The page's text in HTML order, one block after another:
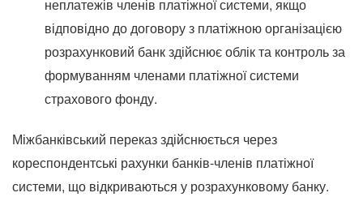
неплатежів членів платіжної системи, якщо
відповідно до договору з платіжною організацією
розрахунковий банк здійснює облік та контроль за
формуванням членами платіжної системи
страхового фонду.
Міжбанківський переказ здійснюється через
кореспондентські рахунки банків-членів платіжної
системи, що відкриваються у розрахунковому банку.